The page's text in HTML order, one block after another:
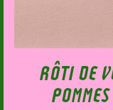
RÔTI DE